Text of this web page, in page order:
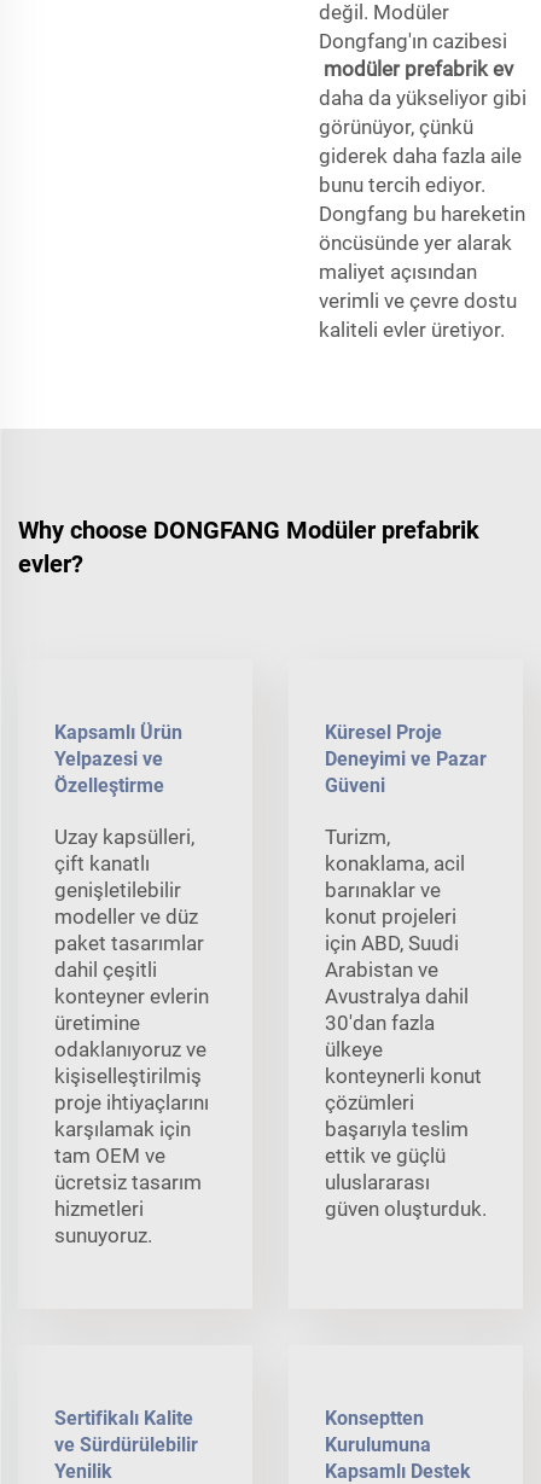
değil. Modüler
Dongfang'ın cazibesi
modüler prefabrik ev
daha da yükseliyor gibi
görünüyor, çünkü
giderek daha fazla aile
bunu tercih ediyor.
Dongfang bu hareketin
öncüsünde yer alarak
maliyet açısından
verimli ve çevre dostu
kaliteli evler üretiyor.
Why choose DONGFANG Modüler prefabrik
evler?
Kapsamlı Ürün
Yelpazesi ve
Özelleştirme
Uzay kapsülleri,
çift kanatlı
genişletilebilir
modeller ve düz
paket tasarımlar
dahil çeşitli
konteyner evlerin
üretimine
odaklanıyoruz ve
kişiselleştirilmiş
proje ihtiyaçlarını
karşılamak için
tam OEM ve
ücretsiz tasarım
hizmetleri
sunuyoruz.
Küresel Proje
Deneyimi ve Pazar
Güveni
Turizm,
konaklama, acil
barınaklar ve
konut projeleri
için ABD, Suudi
Arabistan ve
Avustralya dahil
30'dan fazla
ülkeye
konteynerli konut
çözümleri
başarıyla teslim
ettik ve güçlü
uluslararası
güven oluşturduk.
Sertifikalı Kalite
ve Sürdürülebilir
Yenilik
Konseptten
Kurulumuna
Kapsamlı Destek